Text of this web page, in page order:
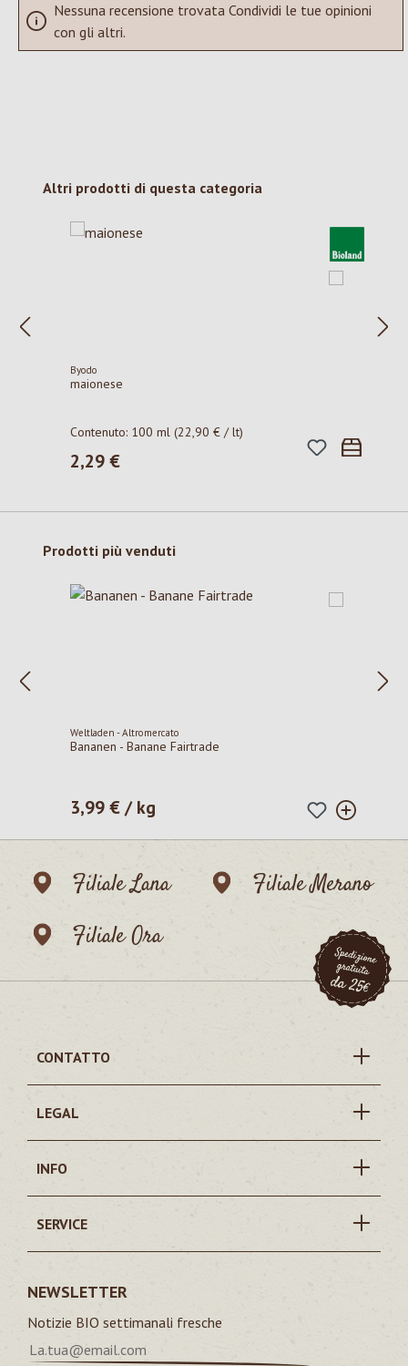
Nessuna recensione trovata Condividi le tue opinioni
con gli altri.
Salta la galleria dei prodotti
Altri prodotti di questa categoria
Byodo
maionese
Contenuto: 100 ml(22,90 € / lt)
Prezzo normale:
2,29 €
Salta la galleria dei prodotti
Prodotti più venduti
Weltladen - Altromercato
Bananen - Banane Fairtrade
Prezzo normale:
3,99 € / kg
Filiale Lana
Filiale Merano
Filiale Ora
CONTATTO
LEGAL
INFO
SERVICE
NEWSLETTER
Notizie BIO settimanali fresche